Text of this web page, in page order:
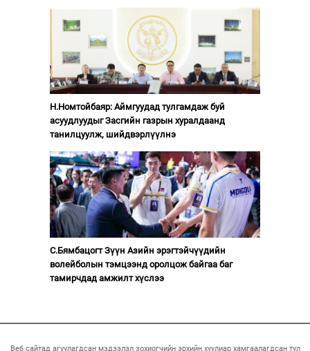
Н.Номтойбаяр: Аймгуудад тулгамдаж буй
асуудлуудыг Засгийн газрын хуралдаанд
танилцуулж, шийдвэрлүүлнэ
С.Бямбацогт Зүүн Азийн эрэгтэйчүүдийн
волейболын тэмцээнд оролцож байгаа баг
тамирчдад амжилт хүслээ
Веб сайтад агуулагдсан мэдээлэл зохиогчийн эрхийн хуулиар хамгаалагдсан тул